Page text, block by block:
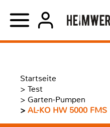
Startseite
> Test
> Garten-Pumpen
> AL-KO HW 5000 FMS